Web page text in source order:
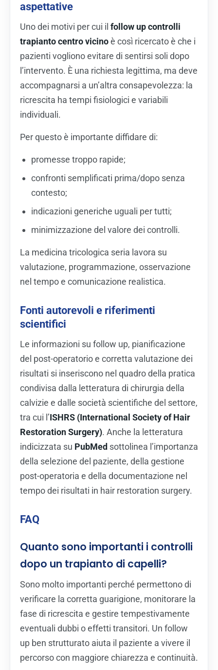
aspettative
Uno dei motivi per cui il follow up controlli
trapianto centro vicinoè così ricercato è che i
pazienti vogliono evitare di sentirsi soli dopo
l’intervento. È una richiesta legittima, ma deve
accompagnarsi a un’altra consapevolezza: la
ricrescita ha tempi fisiologici e variabili
individuali.
Per questo è importante diffidare di:
promesse troppo rapide;
confronti semplificati prima/dopo senza
contesto;
indicazioni generiche uguali per tutti;
minimizzazione del valore dei controlli.
La medicina tricologica seria lavora su
valutazione, programmazione, osservazione
nel tempo e comunicazione realistica.
Fonti autorevoli e riferimenti
scientifici
Le informazioni su follow up, pianificazione
del post-operatorio e corretta valutazione dei
risultati si inseriscono nel quadro della pratica
condivisa dalla letteratura di chirurgia della
calvizie e dalle società scientifiche del settore,
tra cui l’ISHRS (International Society of Hair
Restoration Surgery). Anche la letteratura
indicizzata su PubMed sottolinea l’importanza
della selezione del paziente, della gestione
post-operatoria e della documentazione nel
tempo dei risultati in hair restoration surgery.
FAQ
Quanto sono importanti i controlli
dopo un trapianto di capelli?
Sono molto importanti perché permettono di
verificare la corretta guarigione, monitorare la
fase di ricrescita e gestire tempestivamente
eventuali dubbi o effetti transitori. Un follow
up ben strutturato aiuta il paziente a vivere il
percorso con maggiore chiarezza e continuità.